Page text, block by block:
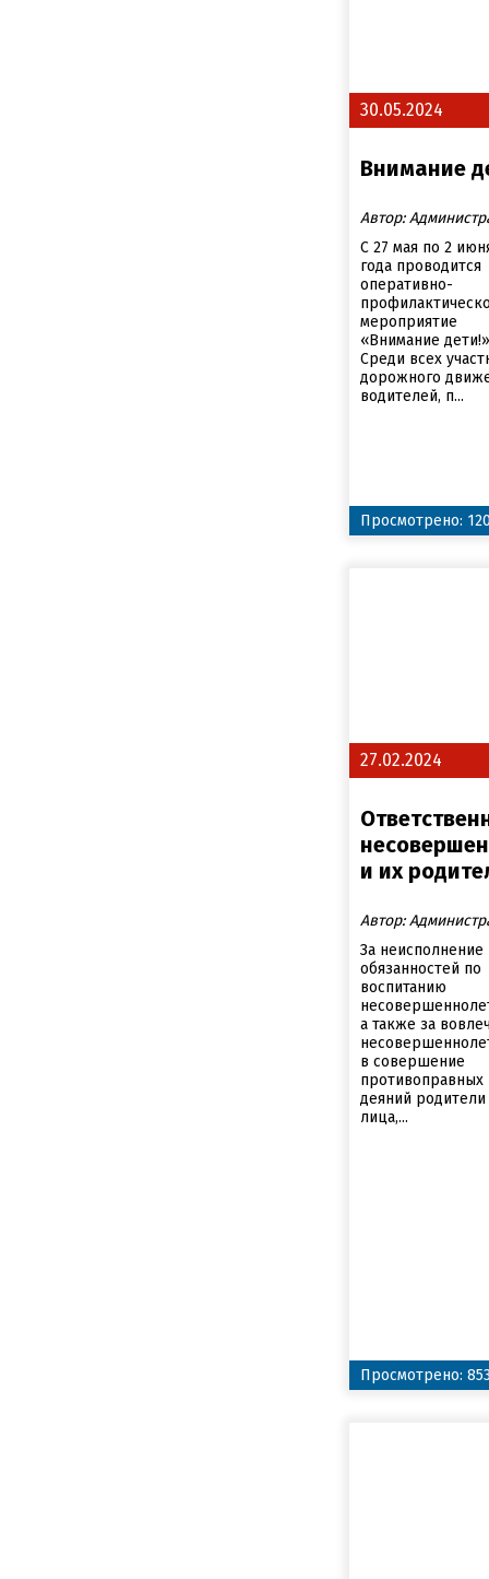
30.05.2024
Внимание
Автор:
С 27 мая по 2
года проводится
оперативно-
мероприятие
«Внимание
Среди всех
дорожного
водителей, п...
Просмотрено:
27.02.2024
и их
Автор:
За неисполнение
обязанностей по
воспитанию
а также за
в совершение
противоправных
деяний
лица,...
Просмотрено: